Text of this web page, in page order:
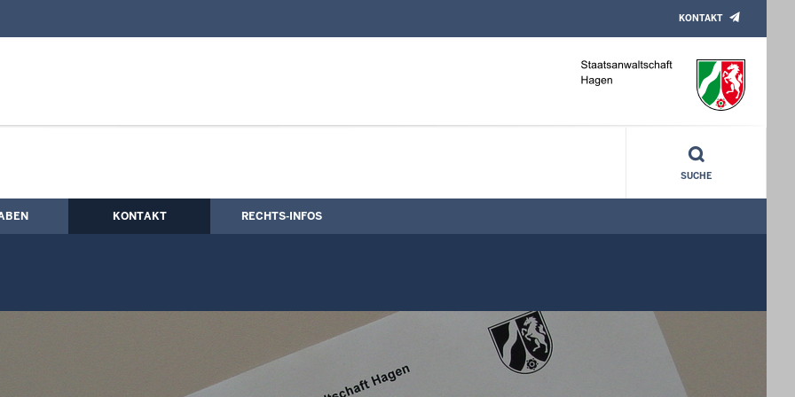
Kontaktformular
KONTAKT
SUCHE
KONTAKT RECHTS-INFOS